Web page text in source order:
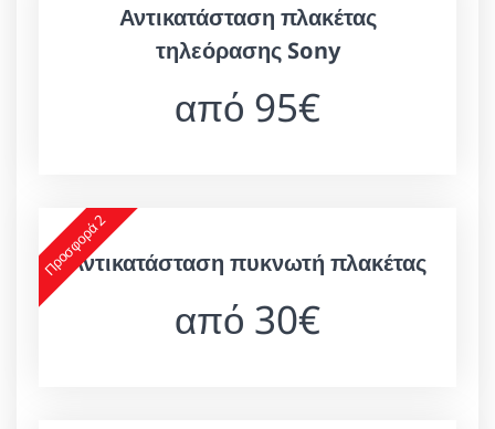
Αντικατάσταση πλακέτας
τηλεόρασης Sony
από 95€
Προσφορά 2
Αντικατάσταση πυκνωτή πλακέτας
από 30€